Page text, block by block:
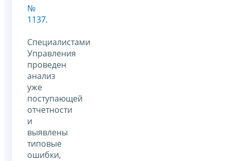
№
1137.
Специалистами
Управления
проведен
анализ
уже
поступающей
отчетности
и
выявлены
типовые
ошибки,